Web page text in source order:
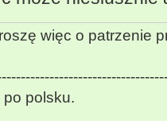
więc o patrzenie
polsku.